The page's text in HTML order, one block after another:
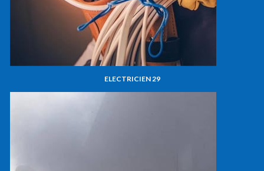
ELECTRICIEN 29